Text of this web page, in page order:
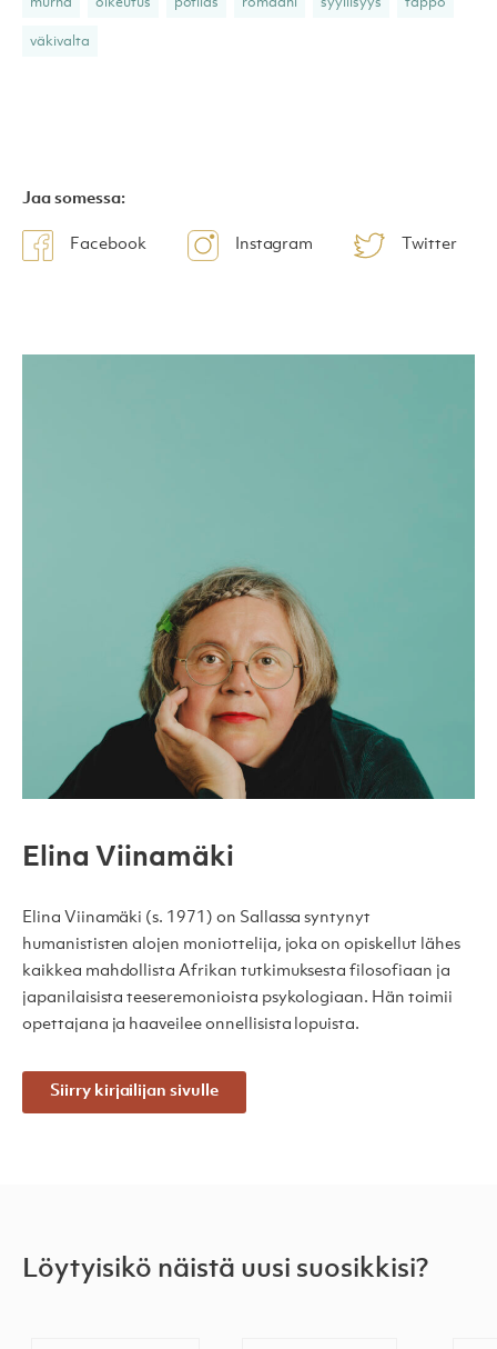
Jaa somessa:
Facebook Instagram Twitter
murha oikeutus potilas romaani syyllisyys tappo
väkivalta
Elina Viinamäki
Elina Viinamäki (s. 1971) on Sallassa syntynyt
humanististen alojen moniottelija, joka on opiskellut lähes
kaikkea mahdollista Afrikan tutkimuksesta filosofiaan ja
japanilaisista teeseremonioista psykologiaan. Hän toimii
opettajana ja haaveilee onnellisista lopuista.
Siirry kirjailijan sivulle
Löytyisikö näistä uusi suosikkisi?